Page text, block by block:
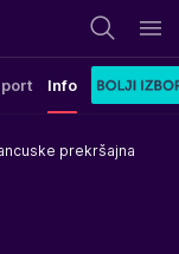
Info
prekršajna